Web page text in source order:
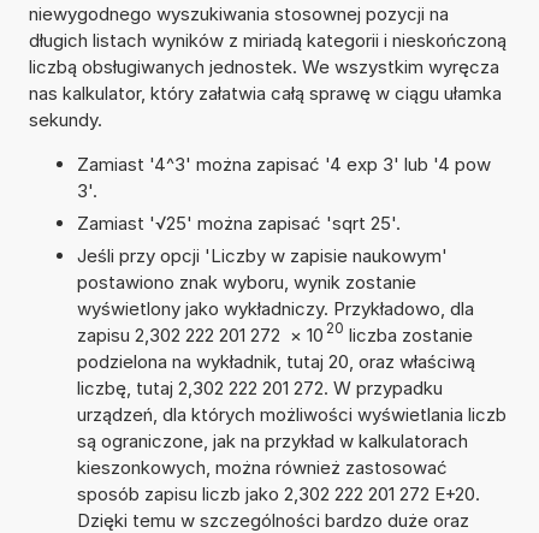
niewygodnego wyszukiwania stosownej pozycji na
długich listach wyników z miriadą kategorii i nieskończoną
liczbą obsługiwanych jednostek. We wszystkim wyręcza
nas kalkulator, który załatwia całą sprawę w ciągu ułamka
sekundy.
Zamiast '4^3' można zapisać '4 exp 3' lub '4 pow
3'.
Zamiast '√25' można zapisać 'sqrt 25'.
Jeśli przy opcji 'Liczby w zapisie naukowym'
postawiono znak wyboru, wynik zostanie
wyświetlony jako wykładniczy. Przykładowo, dla
zapisu 2,302 222 201 272 × 10 20 liczba zostanie
podzielona na wykładnik, tutaj 20, oraz właściwą
liczbę, tutaj 2,302 222 201 272. W przypadku
urządzeń, dla których możliwości wyświetlania liczb
są ograniczone, jak na przykład w kalkulatorach
kieszonkowych, można również zastosować
sposób zapisu liczb jako 2,302 222 201 272 E+20.
Dzięki temu w szczególności bardzo duże oraz